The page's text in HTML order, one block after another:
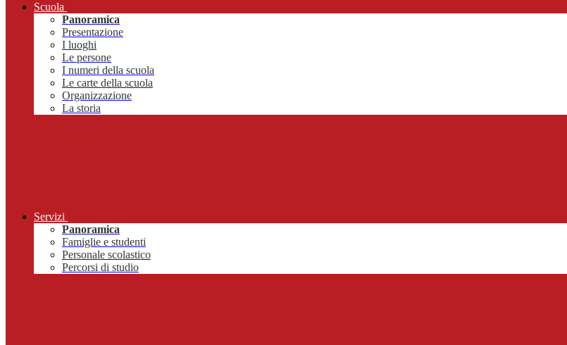
Scuola
Panoramica
Presentazione
I luoghi
Le persone
I numeri della scuola
Le carte della scuola
Organizzazione
La storia
Servizi
Panoramica
Famiglie e studenti
Personale scolastico
Percorsi di studio